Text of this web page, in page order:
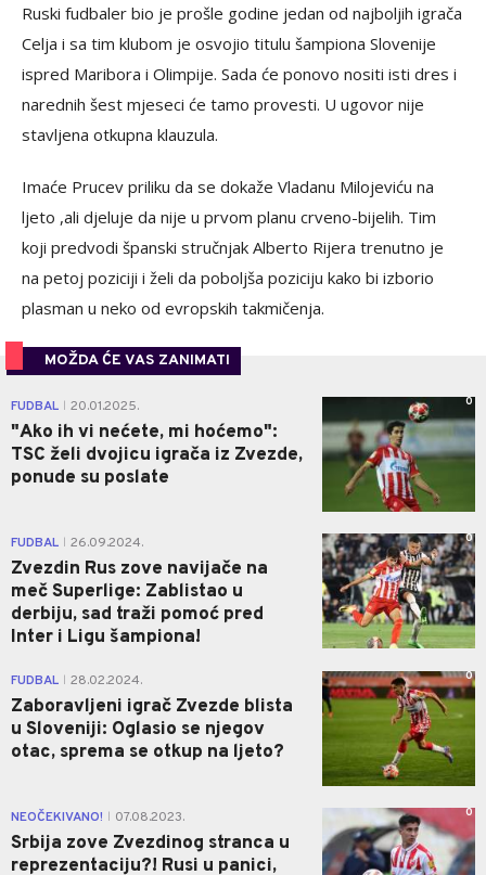
Ruski fudbaler bio je prošle godine jedan od najboljih igrača
Celja i sa tim klubom je osvojio titulu šampiona Slovenije
ispred Maribora i Olimpije. Sada će ponovo nositi isti dres i
narednih šest mjeseci će tamo provesti. U ugovor nije
stavljena otkupna klauzula.
Imaće Prucev priliku da se dokaže Vladanu Milojeviću na
ljeto ,ali djeluje da nije u prvom planu crveno-bijelih. Tim
koji predvodi španski stručnjak Alberto Rijera trenutno je
na petoj poziciji i želi da poboljša poziciju kako bi izborio
plasman u neko od evropskih takmičenja.
MOŽDA ĆE VAS ZANIMATI
FUDBAL 20.01.2025.
"Ako ih vi nećete, mi hoćemo":
TSC želi dvojicu igrača iz Zvezde,
ponude su poslate
0
FUDBAL 26.09.2024.
Zvezdin Rus zove navijače na
meč Superlige: Zablistao u
derbiju, sad traži pomoć pred
Inter i Ligu šampiona!
0
FUDBAL 28.02.2024.
Zaboravljeni igrač Zvezde blista
u Sloveniji: Oglasio se njegov
otac, sprema se otkup na ljeto?
0
NEOČEKIVANO! 07.08.2023.
Srbija zove Zvezdinog stranca u
reprezentaciju?! Rusi u panici,
0